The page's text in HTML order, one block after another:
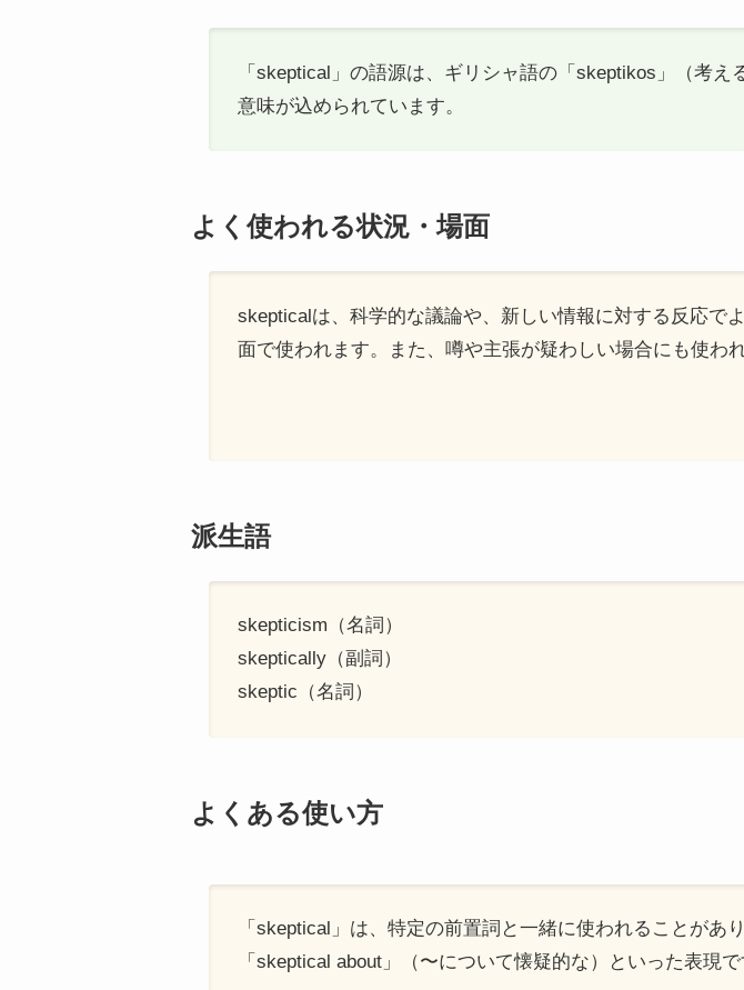
「skeptical」の語源は、ギリシャ語の「skeptikos」（考
意味が込められています。
よく使われる状況・場面
skepticalは、科学的な議論や、新しい情報に対する反応で
面で使われます。また、噂や主張が疑わしい場合にも使われ
派生語
skepticism（名詞）
skeptically（副詞）
skeptic（名詞）
よくある使い方
「skeptical」は、特定の前置詞と一緒に使われることが
「skeptical about」（〜について懐疑的な）といった表現で